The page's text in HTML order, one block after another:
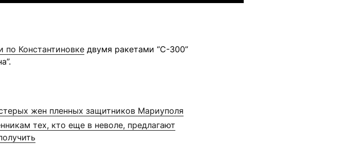
по Константиновке двумя ракетами “С-300”
жен пленных защитников Мариуполя
тех, кто еще в неволе, предлагают